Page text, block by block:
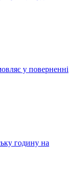
у поверненні
годину на